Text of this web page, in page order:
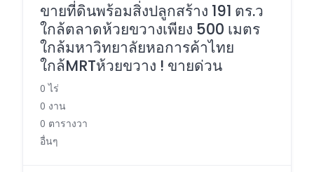
ขายที่ดินพร้อมสิ่งปลูกสร้าง 191 ตร.ว
ใกล้ตลาดห้วยขวางเพียง 500 เมตร
ใกล้มหาวิทยาลัยหอการค้าไทย
ใกล้MRTห้วยขวาง ! ขายด่วน
0 ไร่
0 งาน
0 ตารางวา
อื่นๆ